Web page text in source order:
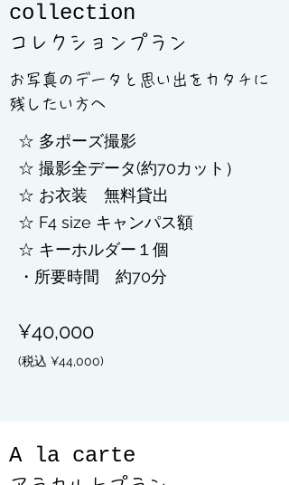
collection
コレクションプラン
お写真のデータと思い出をカタチに
残したい方へ
☆ 多ポーズ撮影
☆ 撮影全データ(約70カット）​​
​☆ お衣装 無料貸出
​☆ F4 size キャンパス額
​☆ キーホルダー１個
・所要時間 約70分
¥40,000
(税込 ¥44,000)
A la carte